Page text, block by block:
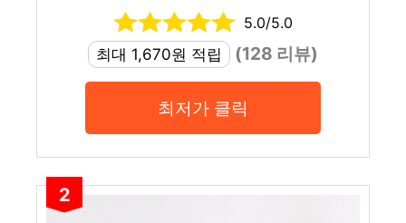
5.0/5.0
최대 1,670원 적립
(128 리뷰)
최저가 클릭
2